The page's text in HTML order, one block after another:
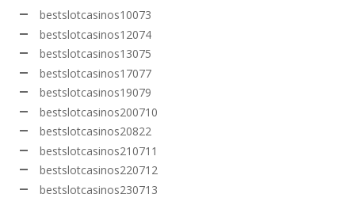
bestslotcasinos10073
bestslotcasinos12074
bestslotcasinos13075
bestslotcasinos17077
bestslotcasinos19079
bestslotcasinos200710
bestslotcasinos20822
bestslotcasinos210711
bestslotcasinos220712
bestslotcasinos230713